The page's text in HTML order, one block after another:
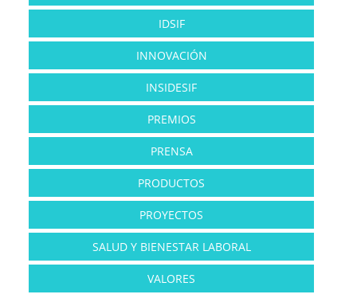
IDSIF
INNOVACIÓN
INSIDESIF
PREMIOS
PRENSA
PRODUCTOS
PROYECTOS
SALUD Y BIENESTAR LABORAL
VALORES